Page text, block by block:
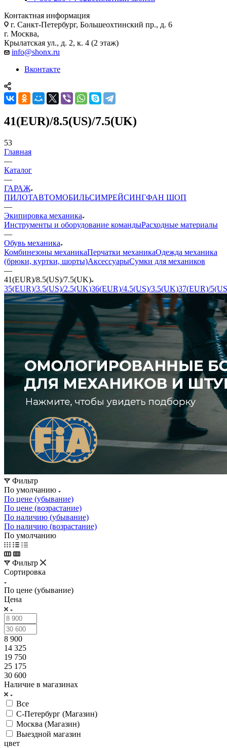
Контактная информация
г. Санкт-Петербург, Большеохтинский пр., д. 6
г. Москва,
Крылатская ул., д. 2, к. 4 (2 этаж)
info@shonx.ru
Вконтакте
41(EUR)/8.5(US)/7.5(UK)
53
Главная
—
Каталог
—
ГАРАЖ
ПИЛОТАВТОМОБИЛЬСИМРЕЙСИНГФАН ШОП
—
Экипировка механика
Инструменты и оборудование командыРасходные материалы
—
Обувь механика
Комбинезоны механикаПерчатки механикаОдежда механика
(брюки, куртки, шорты)АксессуарыСумки для механиков
—
41(EUR)/8.5(US)/7.5(UK)
35(EUR)/3.5(US)/2.5(UK)36(EUR)/4.5(US)/3.5(UK)37(EUR)/
Фильтр
По умолчанию
По цене (убывание)
По цене (возрастание)
По наличию (убывание)
По наличию (возрастание)
По умолчанию
Фильтр
Сортировка
По цене (убывание)
Цена
8 900
14 325
19 750
25 175
30 600
Наличие в магазинах
Все
С-Петербург (Магазин)
Москва (Магазин)
Выездной магазин
цвет